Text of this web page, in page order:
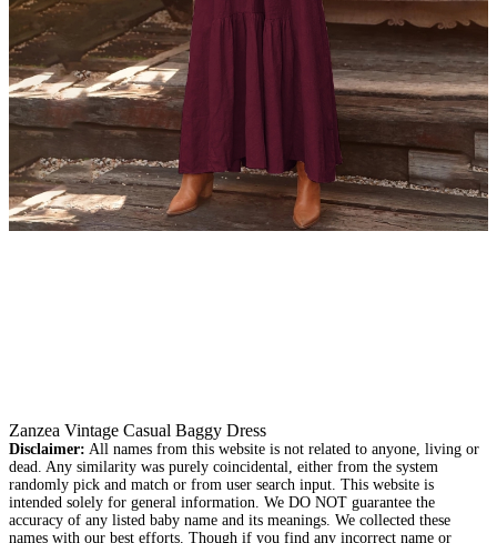
Zanzea Vintage Casual Baggy Dress
Disclaimer: All names from this website is not related to anyone, living or
dead. Any similarity was purely coincidental, either from the system
randomly pick and match or from user search input. This website is
intended solely for general information. We DO NOT guarantee the
accuracy of any listed baby name and its meanings. We collected these
names with our best efforts. Though if you find any incorrect name or